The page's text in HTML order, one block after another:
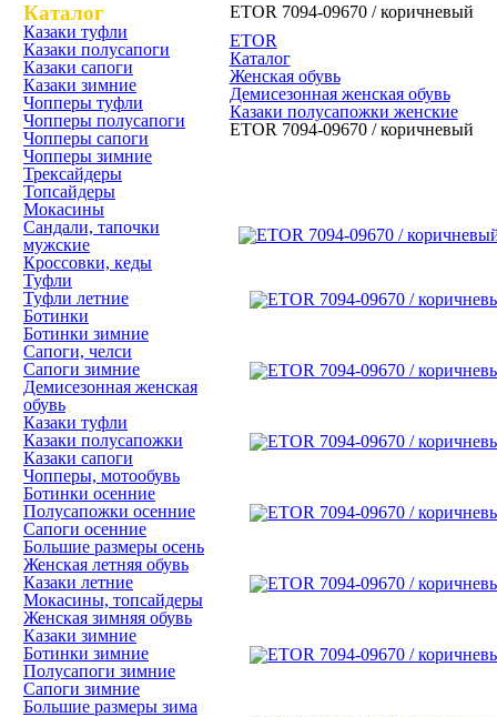
Каталог
Казаки туфли
Казаки полусапоги
Казаки сапоги
Казаки зимние
Чопперы туфли
Чопперы полусапоги
Чопперы сапоги
Чопперы зимние
Трексайдеры
Топсайдеры
Мокасины
Сандали, тапочки
мужские
Кроссовки, кеды
Туфли
Туфли летние
Ботинки
Ботинки зимние
Сапоги, челси
Сапоги зимние
Демисезонная женская
обувь
Казаки туфли
Казаки полусапожки
Казаки сапоги
Чопперы, мотообувь
Ботинки осенние
Полусапожки осенние
Сапоги осенние
Большие размеры осень
Женская летняя обувь
Казаки летние
Мокасины, топсайдеры
Женская зимняя обувь
Казаки зимние
Ботинки зимние
Полусапоги зимние
Сапоги зимние
Большие размеры зима
ETOR 7094-09670 / коричневый
ETOR
Каталог
Женская обувь
Демисезонная женская обувь
Казаки полусапожки женские
ETOR 7094-09670 / коричневый